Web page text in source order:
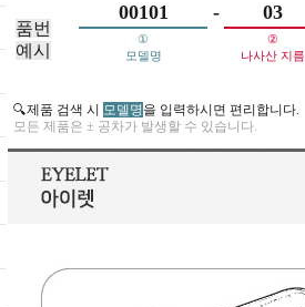
품번
예시
00101 - 03
①
모델명
②
나사산 지름
🔍제품 검색 시 모델명을 입력하시면 편리합니다.
모든 제품은 ± 공차가 발생할 수 있습니다.